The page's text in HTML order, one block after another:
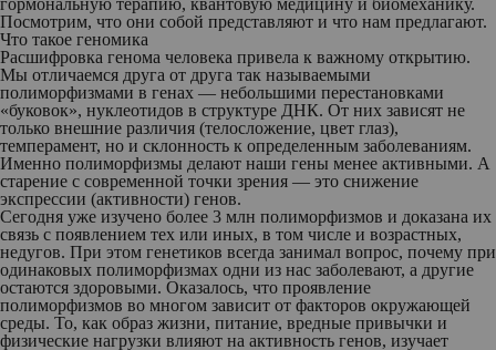
гормональную терапию, квантовую медицину и биомеханику.
Посмотрим, что они собой представляют и что нам предлагают.
Что такое геномика
Расшифровка генома человека привела к важному открытию.
Мы отличаемся друга от друга так называемыми
полиморфизмами в генах — небольшими перестановками
«буковок», нуклеотидов в структуре ДНК. От них зависят не
только внешние различия (телосложение, цвет глаз),
темперамент, но и склонность к определенным заболеваниям.
Именно полиморфизмы делают наши гены менее активными. А
старение с современной точки зрения — это снижение
экспрессии (активности) генов.
Сегодня уже изучено более 3 млн полиморфизмов и доказана их
связь с появлением тех или иных, в том числе и возрастных,
недугов. При этом генетиков всегда занимал вопрос, почему при
одинаковых полиморфизмах одни из нас заболевают, а другие
остаются здоровыми. Оказалось, что проявление
полиморфизмов во многом зависит от факторов окружающей
среды. То, как образ жизни, питание, вредные привычки и
физические нагрузки влияют на активность генов, изучает